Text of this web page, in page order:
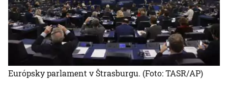
Európsky parlament v Štrasburgu. (Foto: TASR/AP)